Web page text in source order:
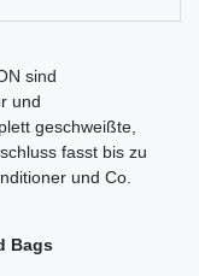
sind
und
geschweißte,
fasst bis zu
und Co.
Bags